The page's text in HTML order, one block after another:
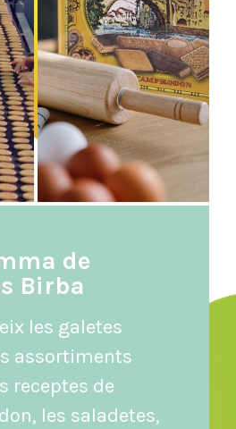
de
Birba
les galetes
assortiments
receptes de
les saladetes,